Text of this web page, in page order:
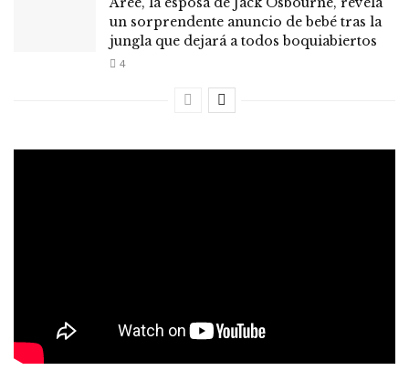
un sorprendente anuncio de bebé tras la
jungla que dejará a todos boquiabiertos
4